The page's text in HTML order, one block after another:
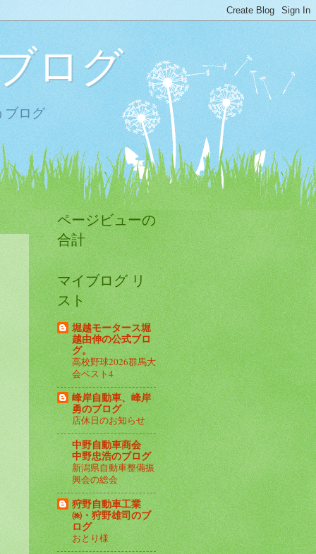
ログ
ブログ
ページビューの
合計
マイブログ リ
スト
堀越モータース堀
越由伸の公式ブロ
グ。
高校野球2026群馬大
会ベスト4
峰岸自動車、峰岸
勇のブログ
店休日のお知らせ
中野自動車商会
中野忠浩のブログ
新潟県自動車整備振
興会の総会
狩野自動車工業
㈱・狩野雄司のブ
ログ
おとり様